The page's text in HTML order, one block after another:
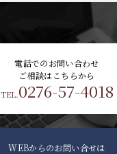
電話でのお問い合わせ
ご相談はこちらから
TEL.0276-57-4018
WEBからのお問い合せは